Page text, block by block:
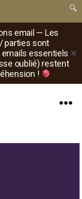
email — Les
parties sont
essentiels
oublié) restent
!
✕